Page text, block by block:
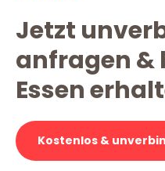
Jetzt
anfragen &
Essen
Kostenlos &